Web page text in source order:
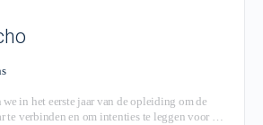
we in het eerste jaar van de opleiding om de
te verbinden en om intenties te leggen voor de